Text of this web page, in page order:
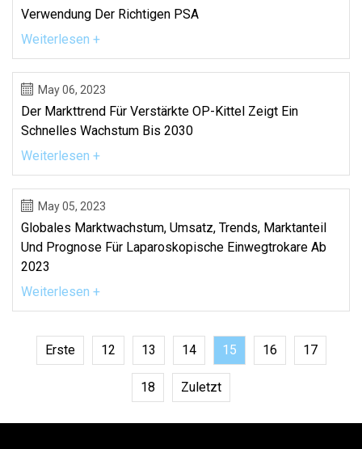
Verwendung Der Richtigen PSA
Weiterlesen +
May 06, 2023
Der Markttrend Für Verstärkte OP-Kittel Zeigt Ein
Schnelles Wachstum Bis 2030
Weiterlesen +
May 05, 2023
Globales Marktwachstum, Umsatz, Trends, Marktanteil
Und Prognose Für Laparoskopische Einwegtrokare Ab
2023
Weiterlesen +
Erste 12 13 14 15 16 17
18 Zuletzt